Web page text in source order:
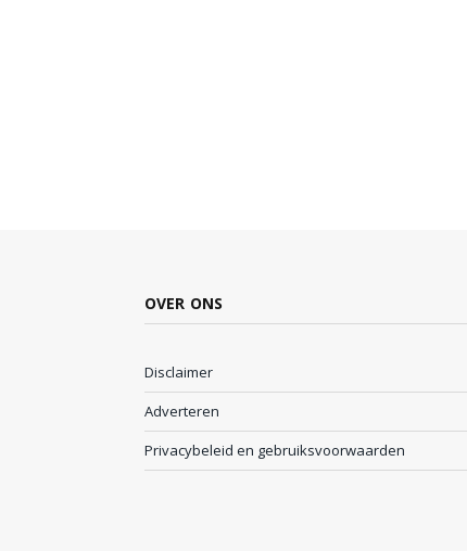
OVER ONS
Disclaimer
Adverteren
Privacybeleid en gebruiksvoorwaarden